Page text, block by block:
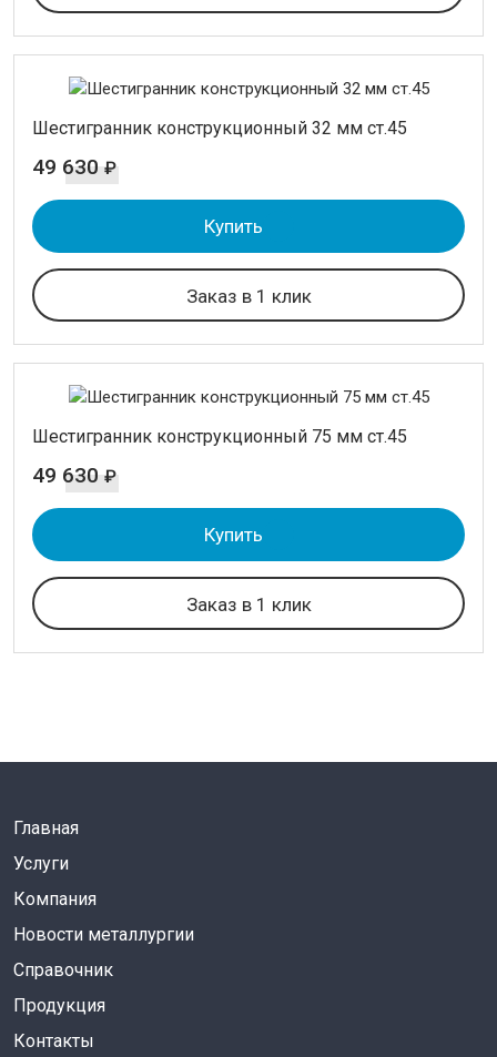
Шестигранник конструкционный 32 мм ст.45
49 630 ₽
Купить
Заказ в 1 клик
Шестигранник конструкционный 75 мм ст.45
49 630 ₽
Купить
Заказ в 1 клик
Главная
Услуги
Компания
Новости металлургии
Справочник
Продукция
Контакты